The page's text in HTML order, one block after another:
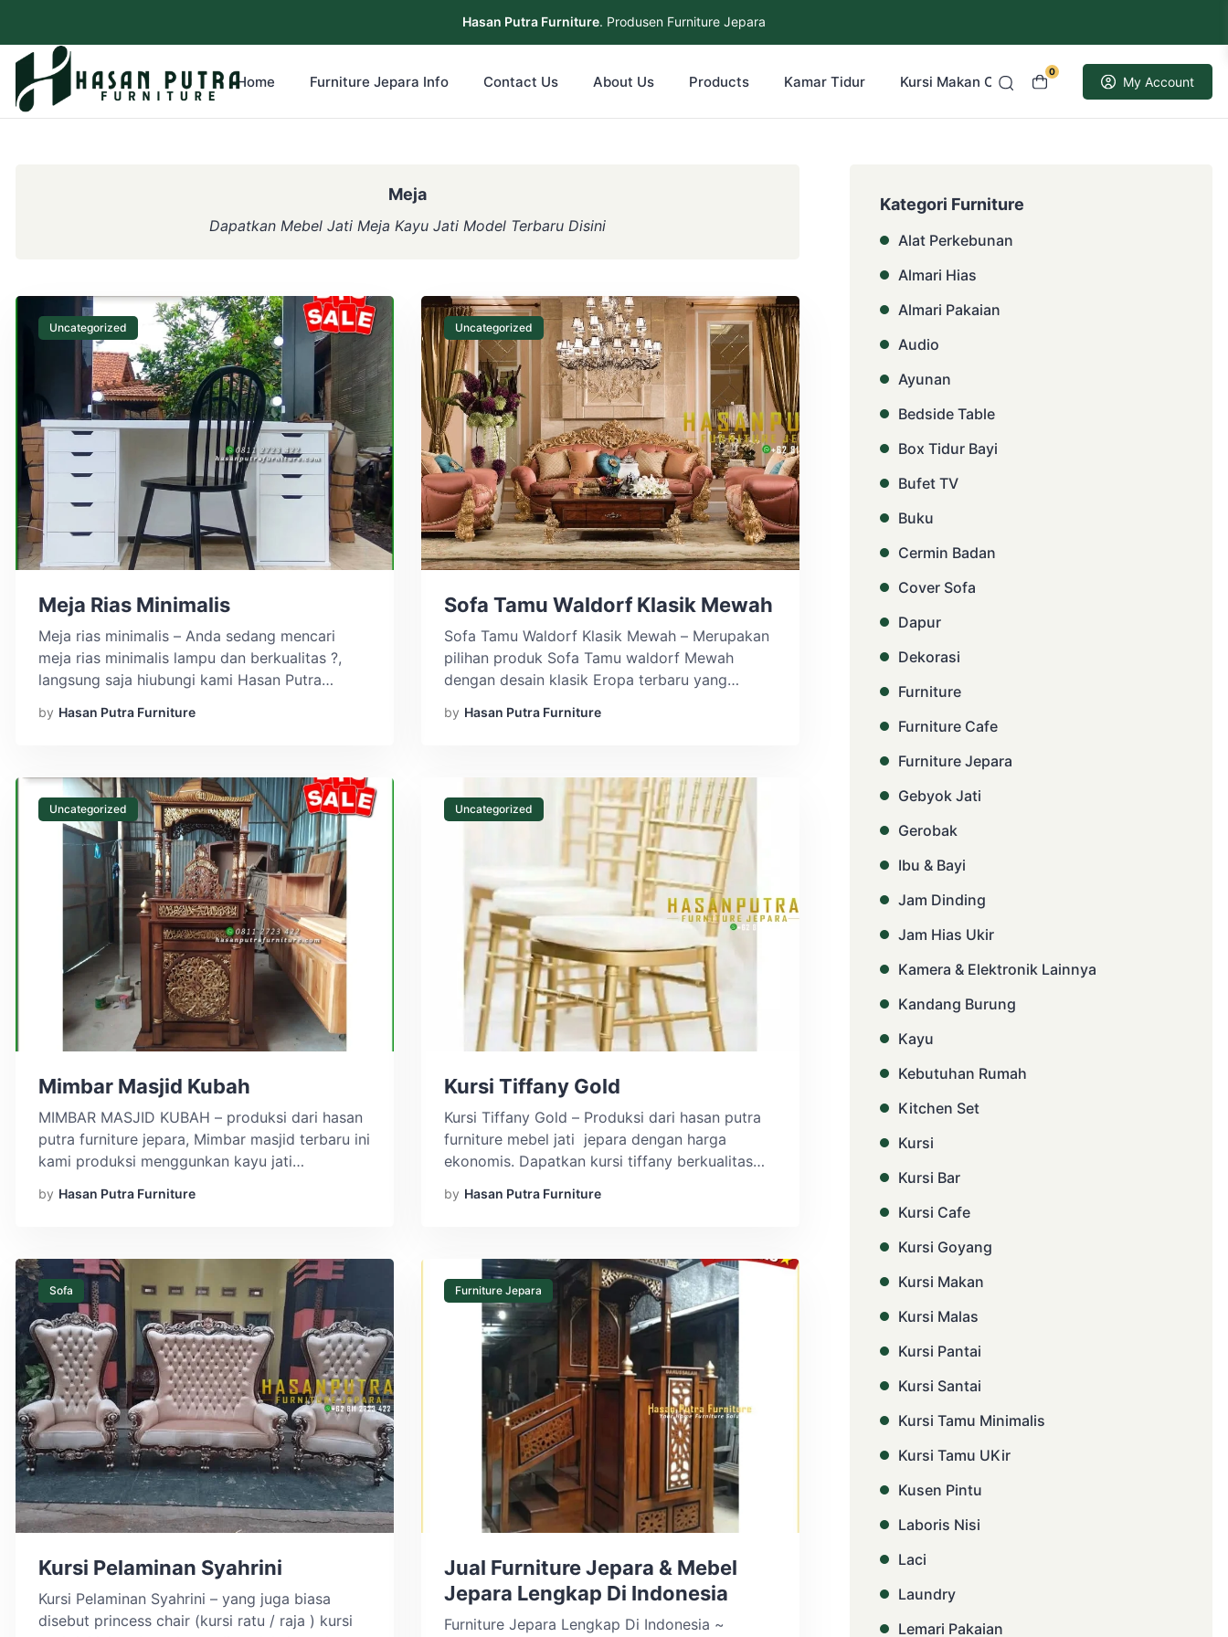
Hasan Putra Furniture. Produsen Furniture Jepara
0
My Account
Home Furniture Jepara Info Contact Us About Us Products Kamar Tidur Kursi Makan Cafe Resto Kusen Pintu Jati
Meja
Dapatkan Mebel Jati Meja Kayu Jati Model Terbaru Disini
Uncategorized
Meja Rias Minimalis
Meja rias minimalis – Anda sedang mencari
meja rias minimalis lampu dan berkualitas ?,
langsung saja hiubungi kami Hasan Putra
sekarang juga agar tidak mengantri untuk
meja rias lampu banyak di gunakan untuk make
up […]
by Hasan Putra Furniture
Uncategorized
Sofa Tamu Waldorf Klasik Mewah
Sofa Tamu Waldorf Klasik Mewah – Merupakan
pilihan produk Sofa Tamu waldorf Mewah
dengan desain klasik Eropa terbaru yang
rumah anda akan sangat sempurna jika Sofa
Berkualitas kayu jati perhutani pilihan, produk
ini sangat kokoh dan tahan […]
by Hasan Putra Furniture
Uncategorized
Mimbar Masjid Kubah
MIMBAR MASJID KUBAH – produksi dari hasan
putra furniture jepara, Mimbar masjid terbaru ini
kami produksi menggunkan kayu jati
dilengkapi dengan aksen ukiran kaligrafi, selain
tampilan produk mimbar kami sangat menarik
dan bagus, dijamin tidak akan kecewa dengan
[…]
by Hasan Putra Furniture
Uncategorized
Kursi Tiffany Gold
Kursi Tiffany Gold – Produksi dari hasan putra
furniture mebel jati jepara dengan harga
ekonomis. Dapatkan kursi tiffany berkualitas
menyediakan harga grosir untuk pengambilan
Pilihan Desain : Modern Kursi Finishing : Duco /
Natural […]
by Hasan Putra Furniture
Sofa
Kursi Pelaminan Syahrini
Kursi Pelaminan Syahrini – yang juga biasa
disebut princess chair (kursi ratu / raja ) kursi
Furniture Jepara
Jual Furniture Jepara & Mebel
Jepara Lengkap Di Indonesia
Furniture Jepara Lengkap Di Indonesia ~
Kategori Furniture
Alat Perkebunan
Almari Hias
Almari Pakaian
Audio
Ayunan
Bedside Table
Box Tidur Bayi
Bufet TV
Buku
Cermin Badan
Cover Sofa
Dapur
Dekorasi
Furniture
Furniture Cafe
Furniture Jepara
Gebyok Jati
Gerobak
Ibu & Bayi
Jam Dinding
Jam Hias Ukir
Kamera & Elektronik Lainnya
Kandang Burung
Kayu
Kebutuhan Rumah
Kitchen Set
Kursi
Kursi Bar
Kursi Cafe
Kursi Goyang
Kursi Makan
Kursi Malas
Kursi Pantai
Kursi Santai
Kursi Tamu Minimalis
Kursi Tamu UKir
Kusen Pintu
Laboris Nisi
Laci
Laundry
Lemari Pakaian